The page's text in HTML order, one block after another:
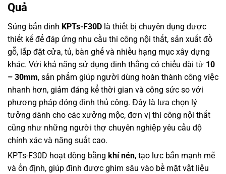
Quả
Súng bắn đinh KPTs-F30D là thiết bị chuyên dụng được
thiết kế để đáp ứng nhu cầu thi công nội thất, sản xuất đồ
gỗ, lắp đặt cửa, tủ, bàn ghế và nhiều hạng mục xây dựng
khác. Với khả năng sử dụng đinh thẳng có chiều dài từ 10
– 30mm, sản phẩm giúp người dùng hoàn thành công việc
nhanh hơn, giảm đáng kể thời gian và công sức so với
phương pháp đóng đinh thủ công. Đây là lựa chọn lý
tưởng dành cho các xưởng mộc, đơn vị thi công nội thất
cũng như những người thợ chuyên nghiệp yêu cầu độ
chính xác và năng suất cao.
KPTs-F30D hoạt động bằng khí nén, tạo lực bắn mạnh mẽ
và ổn định, giúp đinh được ghim sâu vào bề mặt vật liệu